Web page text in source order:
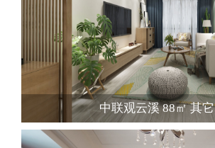
中联观云溪 88㎡ 其它